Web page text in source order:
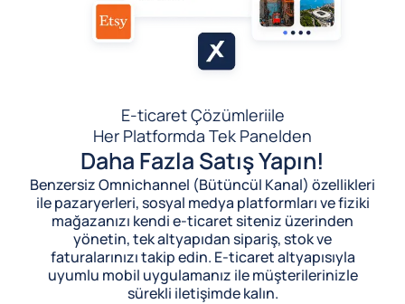
E-ticaret Çözümleriile
Her Platformda Tek Panelden
Daha Fazla Satış Yapın!
Benzersiz Omnichannel (Bütüncül Kanal) özellikleri
ile pazaryerleri, sosyal medya platformları ve fiziki
mağazanızı kendi e-ticaret siteniz üzerinden
yönetin, tek altyapıdan sipariş, stok ve
faturalarınızı takip edin. E-ticaret altyapısıyla
uyumlu mobil uygulamanız ile müşterilerinizle
sürekli iletişimde kalın.